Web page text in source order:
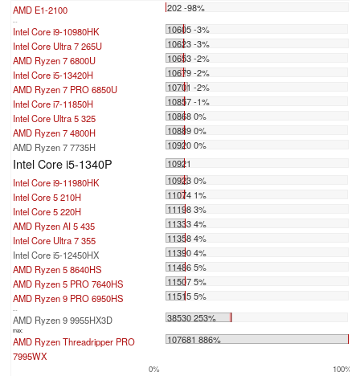
AMD E1-2100 202 -98%
...
Intel Core i9-10980HK
10605 -3%
Intel Core Ultra 7 265U
10623 -3%
AMD Ryzen 7 6800U
10653 -2%
Intel Core i5-13420H
10679 -2%
AMD Ryzen 7 PRO 6850U
10701 -2%
Intel Core i7-11850H
10857 -1%
Intel Core Ultra 5 325
10868 0%
AMD Ryzen 7 4800H
10889 0%
AMD Ryzen 7 7735H
10920 0%
Intel Core i5-1340P
10921
Intel Core i9-11980HK
10923 0%
Intel Core 5 210H
11074 1%
Intel Core 5 220H
11198 3%
AMD Ryzen AI 5 435
11333 4%
Intel Core Ultra 7 355
11358 4%
Intel Core i5-12450HX
11390 4%
AMD Ryzen 5 8640HS
11486 5%
AMD Ryzen 5 PRO 7640HS
11507 5%
AMD Ryzen 9 PRO 6950HS
11515 5%
...
AMD Ryzen 9 9955HX3D 38530 253%
max:
AMD Ryzen Threadripper PRO
7995WX
107681 886%
0% 100%